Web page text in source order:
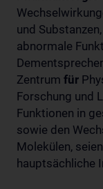
und
abnormale
Zentrum für
Forschung und
Funktionen in
sowie den
Molekülen,
hauptsächliche